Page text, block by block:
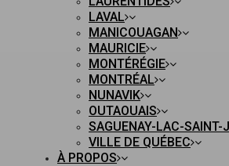
LAVAL
MANICOUAGAN
MAURICIE
MONTÉRÉGIE
MONTRÉAL
NUNAVIK
OUTAOUAIS
SAGUENAY-LAC-SAINT-
VILLE DE QUÉBEC
À PROPOS